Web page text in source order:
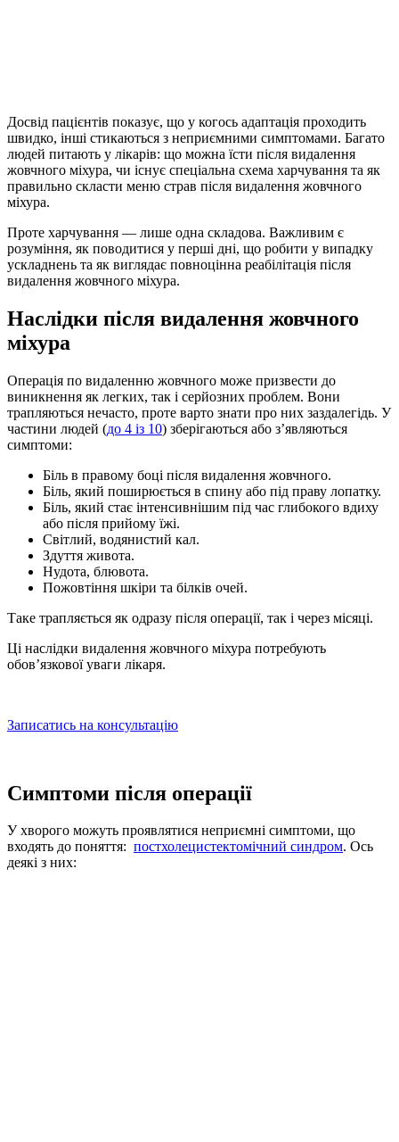
Досвід пацієнтів показує, що у когось адаптація проходить
швидко, інші стикаються з неприємними симптомами. Багато
людей питають у лікарів: що можна їсти після видалення
жовчного міхура, чи існує спеціальна схема харчування та як
правильно скласти меню страв після видалення жовчного
міхура.
Проте харчування — лише одна складова. Важливим є
розуміння, як поводитися у перші дні, що робити у випадку
ускладнень та як виглядає повноцінна реабілітація після
видалення жовчного міхура.
Наслідки після видалення жовчного
міхура
Операція по видаленню жовчного може призвести до
виникнення як легких, так і серйозних проблем. Вони
трапляються нечасто, проте варто знати про них заздалегідь. У
частини людей (до 4 із 10) зберігаються або з’являються
симптоми:
Біль в правому боці після видалення жовчного.
Біль, який поширюється в спину або під праву лопатку.
Біль, який стає інтенсивнішим під час глибокого вдиху
або після прийому їжі.
Світлий, водянистий кал.
Здуття живота.
Нудота, блювота.
Пожовтіння шкіри та білків очей.
Таке трапляється як одразу після операції, так і через місяці.
Ці наслідки видалення жовчного міхура потребують
обовʼязкової уваги лікаря.
Записатись на консультацію
Симптоми після операції
У хворого можуть проявлятися неприємні симптоми, що
входять до поняття: постхолецистектомічний синдром. Ось
деякі з них: